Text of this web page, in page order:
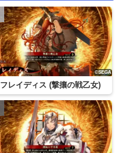
フレイディス (撃攘の戦乙女)